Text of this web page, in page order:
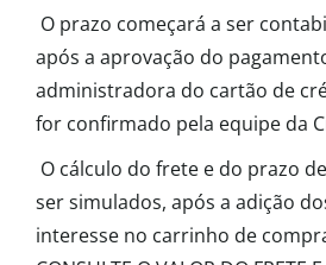
O prazo começará a ser
após a aprovação do
administradora do cartão de
for confirmado pela equipe da
O cálculo do frete e do prazo
ser simulados, após a adição
interesse no carrinho de